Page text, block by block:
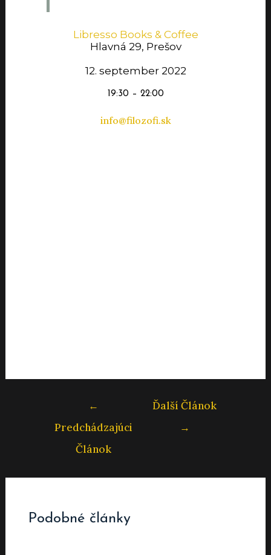
Libresso Books & Coffee
Hlavná 29, Prešov
12. september 2022
19:30 – 22:00
info@filozofi.sk
←
Predchádzajúci
Článok
Ďalší Článok
→
Podobné články